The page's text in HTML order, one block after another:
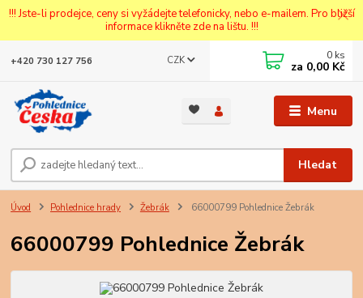
!!! Jste-li prodejce, ceny si vyžádejte telefonicky, nebo e-mailem. Pro bližší
informace klikněte zde na lištu. !!!
Menu
CZK
Hledat
+420 730 127 756 0 ks
za 0,00 Kč
Úvod Pohlednice hrady Žebrák 66000799 Pohlednice Žebrák
66000799 Pohlednice Žebrák